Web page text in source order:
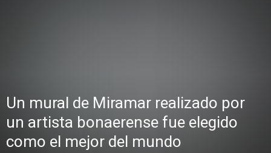
Un mural de Miramar realizado por
un artista bonaerense fue elegido
como el mejor del mundo